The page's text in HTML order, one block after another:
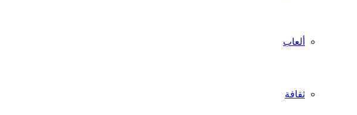
ألعاب
ثقافة